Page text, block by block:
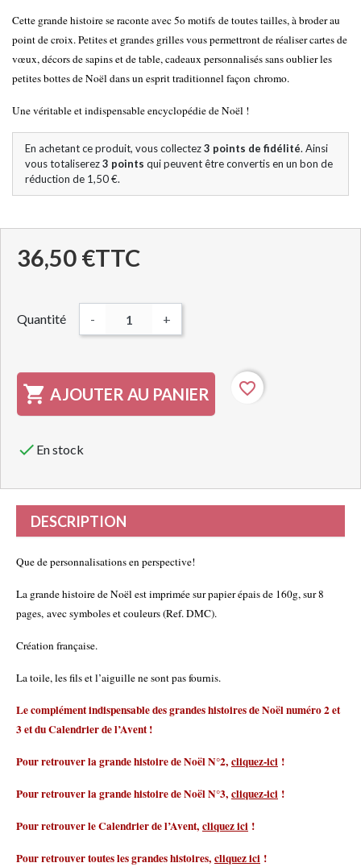
Cette grande histoire se raconte avec 5o motifs de toutes tailles,à broder au
point de croix. Petites et grandes grilles vous permettront de réaliser cartes de
vœux, décors de sapins et de table, cadeaux personnalisés sans oublier les
petites bottes de Noël dans un esprit traditionnel façon chromo.
Une véritable et indispensable encyclopédie de Noël !
En achetant ce produit, vous collectez3 points de fidélité. Ainsi
vous totaliserez3 points qui peuvent être convertis en un bon de
réduction de 1,50 €.
36,50 €TTC
Quantité - +
 AJOUTER AU PANIER favorite_border
 En stock
DESCRIPTION
Que de personnalisations en perspective!
La grande histoire de Noël est imprimée sur papier épais de 160g, sur 8
pages, avec symboles et couleurs (Ref. DMC).
Création française.
La toile, les fils et l’aiguille ne sont pas fournis.
Le complément indispensable des grandes histoires de Noël numéro 2 et
3 et du Calendrier de l’Avent !
Pour retrouver la grande histoire de Noël N°2, cliquez-ici !
Pour retrouver la grande histoire de Noël N°3, cliquez-ici !
Pour retrouver le Calendrier de l’Avent, cliquez ici !
Pour retrouver toutes les grandes histoires, cliquez ici !